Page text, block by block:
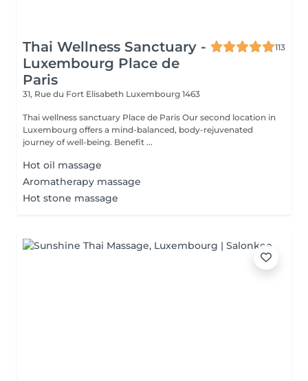
Thai Wellness Sanctuary -
Luxembourg Place de
Paris
113
31, Rue du Fort Elisabeth Luxembourg 1463
Thai wellness sanctuary Place de Paris Our second location in
Luxembourg offers a mind-balanced, body-rejuvenated
journey of well-being. Benefit ...
Hot oil massage
Aromatherapy massage
Hot stone massage